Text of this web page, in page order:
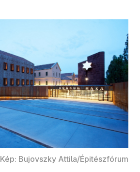
Kép: Bujovszky Attila/Épitészfórum